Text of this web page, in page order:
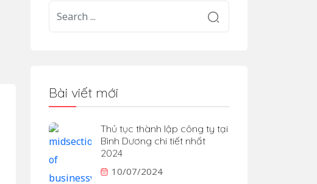
Bài viết mới
Thủ tục thành lập công ty tại
Bình Dương chi tiết nhất
2024
10/07/2024